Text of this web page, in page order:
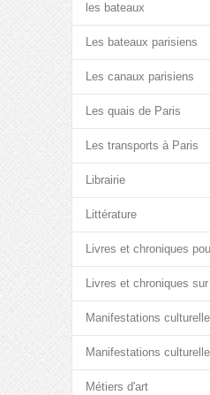
les bateaux
Les bateaux parisiens
Les canaux parisiens
Les quais de Paris
Les transports à Paris
Librairie
Littérature
Livres et chroniques
Livres et chroniques
Manifestations
Manifestations
Métiers d'art